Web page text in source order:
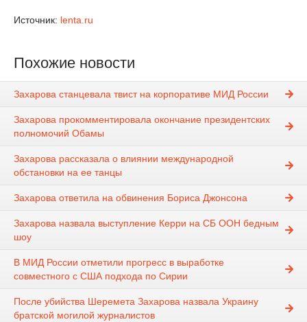
Источник: lenta.ru
Похожие новости
Захарова станцевала твист на корпоративе МИД России
Захарова прокомментировала окончание президентских
полномочий Обамы
Захарова рассказала о влиянии международной
обстановки на ее танцы
Захарова ответила на обвинения Бориса Джонсона
Захарова назвала выступление Керри на СБ ООН бедным
шоу
В МИД России отметили прогресс в выработке
совместного с США подхода по Сирии
После убийства Шеремета Захарова назвала Украину
братской могилой журналистов